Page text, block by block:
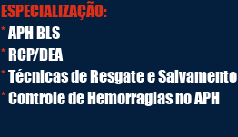
ESPECIALIZAÇÃO:
*APH BLS
*RCP/DEA
*Técnicas de Resgate e Salvamento
*Controle de Hemorragias no APH